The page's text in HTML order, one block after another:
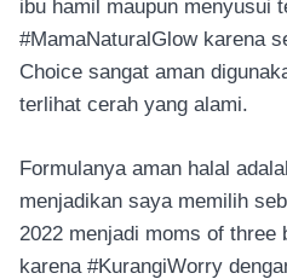
ibu hamil maupun menyusui
#MamaNaturalGlow karena
Choice sangat aman
terlihat cerah yang alami.
Formulanya aman halal
menjadikan saya memilih
2022 menjadi moms of three
karena #KurangiWorry